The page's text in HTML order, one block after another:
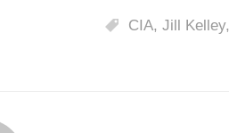
CIA, Jill Kelley,